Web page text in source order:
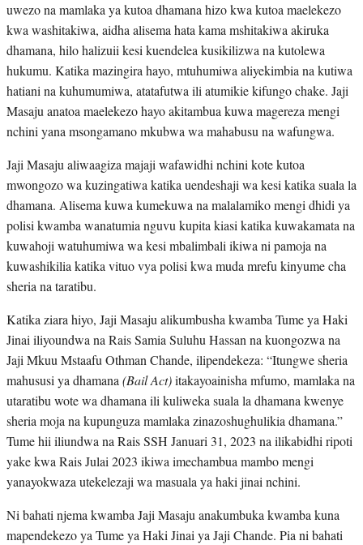
uwezo na mamlaka ya kutoa dhamana hizo kwa kutoa maelekezo
kwa washitakiwa, aidha alisema hata kama mshitakiwa akiruka
dhamana, hilo halizuii kesi kuendelea kusikilizwa na kutolewa
hukumu. Katika mazingira hayo, mtuhumiwa aliyekimbia na kutiwa
hatiani na kuhumumiwa, atatafutwa ili atumikie kifungo chake. Jaji
Masaju anatoa maelekezo hayo akitambua kuwa magereza mengi
nchini yana msongamano mkubwa wa mahabusu na wafungwa.
Jaji Masaju aliwaagiza majaji wafawidhi nchini kote kutoa
mwongozo wa kuzingatiwa katika uendeshaji wa kesi katika suala la
dhamana. Alisema kuwa kumekuwa na malalamiko mengi dhidi ya
polisi kwamba wanatumia nguvu kupita kiasi katika kuwakamata na
kuwahoji watuhumiwa wa kesi mbalimbali ikiwa ni pamoja na
kuwashikilia katika vituo vya polisi kwa muda mrefu kinyume cha
sheria na taratibu.
Katika ziara hiyo, Jaji Masaju alikumbusha kwamba Tume ya Haki
Jinai iliyoundwa na Rais Samia Suluhu Hassan na kuongozwa na
Jaji Mkuu Mstaafu Othman Chande, ilipendekeza: “Itungwe sheria
mahususi ya dhamana(Bail Act)itakayoainisha mfumo, mamlaka na
utaratibu wote wa dhamana ili kuliweka suala la dhamana kwenye
sheria moja na kupunguza mamlaka zinazoshughulikia dhamana.”
Tume hii iliundwa na Rais SSH Januari 31, 2023 na ilikabidhi ripoti
yake kwa Rais Julai 2023 ikiwa imechambua mambo mengi
yanayokwaza utekelezaji wa masuala ya haki jinai nchini.
Ni bahati njema kwamba Jaji Masaju anakumbuka kwamba kuna
mapendekezo ya Tume ya Haki Jinai ya Jaji Chande. Pia ni bahati